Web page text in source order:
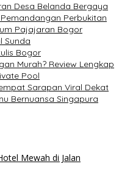
Desa Belanda Bergaya
Perbukitan
Pajajaran Bogor
Sunda
Bogor
Murah? Review Lengkap
Pool
Sarapan Viral Dekat
Bernuansa Singapura